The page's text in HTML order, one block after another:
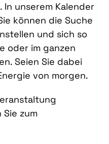
In unserem Kalender
können die Suche
und sich so
oder im ganzen
Seien Sie dabei
von morgen.
Sie zum